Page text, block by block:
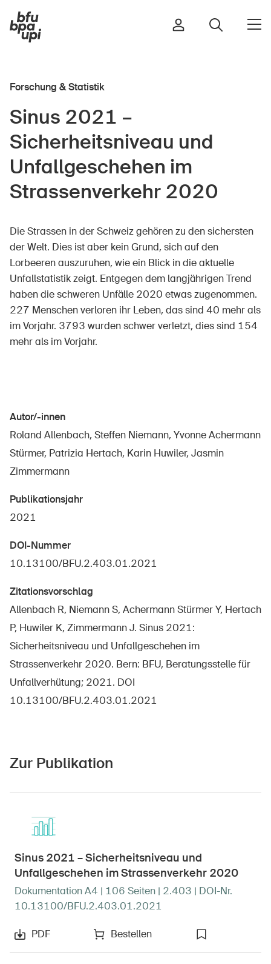
Sport & Bewegung
Zuhause & Garten
Gebäude & Anlagen
Im Alter
In der Schule
Im Unternehmen
Über die BFU
Medien
Kampagnen
Offene Stellen
Bestellen & herunterladen
Sichere Produkte
Sicherheitsdelegierte & Gemeinden
Forschung & Statistik
Sinus 2021 –
Sicherheitsniveau und
Unfallgeschehen im
Strassenverkehr 2020
Die Strassen in der Schweiz gehören zu den sichersten
der Welt. Dies ist aber kein Grund, sich auf den
Lorbeeren auszuruhen, wie ein Blick in die aktuelle
Unfallstatistik zeigt. Entgegen dem langjährigen Trend
haben die schweren Unfälle 2020 etwas zugenommen.
227 Menschen verloren ihr Leben, das sind 40 mehr als
im Vorjahr. 3793 wurden schwer verletzt, dies sind 154
mehr als im Vorjahr.
Autor/-innen
Roland Allenbach, Steffen Niemann, Yvonne Achermann
Stürmer, Patrizia Hertach, Karin Huwiler, Jasmin
Zimmermann
Publikationsjahr
2021
DOI-Nummer
10.13100/BFU.2.403.01.2021
Zitationsvorschlag
Allenbach R, Niemann S, Achermann Stürmer Y, Hertach
P, Huwiler K, Zimmermann J. Sinus 2021:
Sicherheitsniveau und Unfallgeschehen im
Strassenverkehr 2020. Bern: BFU, Beratungsstelle für
Unfallverhütung; 2021. DOI
10.13100/BFU.2.403.01.2021
Zur Publikation
Sinus 2021 – Sicherheitsniveau und
Unfallgeschehen im Strassenverkehr 2020
Dokumentation A4 | 106 Seiten | 2.403 | DOI-Nr.
10.13100/BFU.2.403.01.2021
PDF Bestellen